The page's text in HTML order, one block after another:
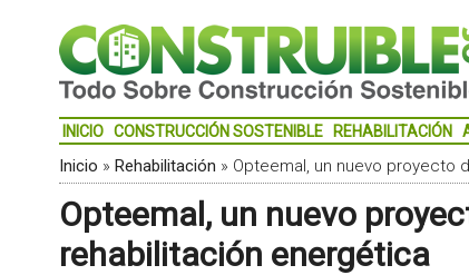
INICIO CONSTRUCCIÓN SOSTENIBLE REHABILITACIÓN
Inicio » Rehabilitación » Opteemal, un nuevo proyecto
Opteemal, un nuevo
rehabilitación energética